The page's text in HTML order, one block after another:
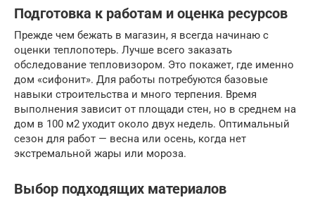
Подготовка к работам и оценка ресурсов
Прежде чем бежать в магазин, я всегда начинаю с
оценки теплопотерь. Лучше всего заказать
обследование тепловизором. Это покажет, где именно
дом «сифонит». Для работы потребуются базовые
навыки строительства и много терпения. Время
выполнения зависит от площади стен, но в среднем на
дом в 100 м2 уходит около двух недель. Оптимальный
сезон для работ — весна или осень, когда нет
экстремальной жары или мороза.
Выбор подходящих материалов